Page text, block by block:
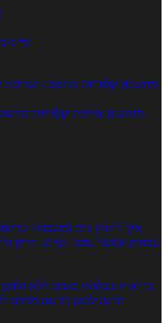
5 ימי
מחשבון קלוריות מחשבון שריפת
מחשבון צריכת קלוריות
איך להכין בית ומשפחה
ספורט וכושר גופני נשים, הריון
בריאות בצלחת טעים ללא גלוטן
תזונה לבטן רגועה מרזים